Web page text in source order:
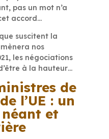
pas un mot n’a
accord…
suscitent la
nos
les négociations
à la hauteur…
de
l’UE : un
et